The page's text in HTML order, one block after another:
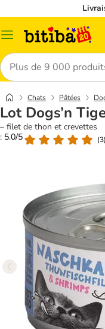
Menu
Rechercher
Chats Pâtées
Lot Dogs’n
– filet de thon et crevettes
: 5.0/5
(3)